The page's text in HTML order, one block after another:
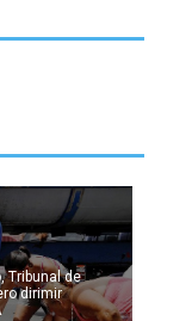
Tribunal de
dirimir